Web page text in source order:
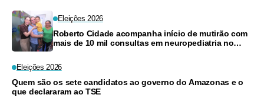
Eleições 2026
Roberto Cidade acompanha início de mutirão com
mais de 10 mil consultas em neuropediatria no
Eleições 2026
Quem são os sete candidatos ao governo do Amazonas e o
que declararam ao TSE